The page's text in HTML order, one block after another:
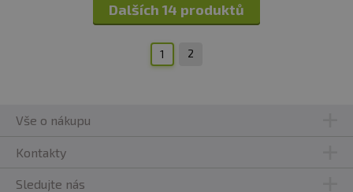
1 2
Dalších 14 produktů
Vše o nákupu
Kontakty
Sledujte nás